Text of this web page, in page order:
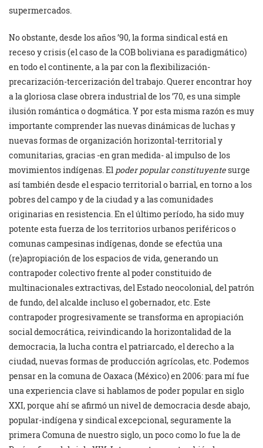
supermercados.
No obstante, desde los años ’90, la forma sindical está en
receso y crisis (el caso de la COB boliviana es paradigmático)
en todo el continente, a la par con la flexibilización-
precarización-tercerización del trabajo. Querer encontrar hoy
a la gloriosa clase obrera industrial de los ’70, es una simple
ilusión romántica o dogmática. Y por esta misma razón es muy
importante comprender las nuevas dinámicas de luchas y
nuevas formas de organización horizontal-territorial y
comunitarias, gracias -en gran medida- al impulso de los
movimientos indígenas. El poder popular constituyentesurge
así también desde el espacio territorial o barrial, en torno a los
pobres del campo y de la ciudad y a las comunidades
originarias en resistencia. En el último período, ha sido muy
potente esta fuerza de los territorios urbanos periféricos o
comunas campesinas indígenas, donde se efectúa una
(re)apropiación de los espacios de vida, generando un
contrapoder colectivo frente al poder constituido de
multinacionales extractivas, del Estado neocolonial, del patrón
de fundo, del alcalde incluso el gobernador, etc. Este
contrapoder progresivamente se transforma en apropiación
social democrática, reivindicando la horizontalidad de la
democracia, la lucha contra el patriarcado, el derecho a la
ciudad, nuevas formas de producción agrícolas, etc. Podemos
pensar en la comuna de Oaxaca (México) en 2006: para mí fue
una experiencia clave si hablamos de poder popular en siglo
XXI, porque ahí se afirmó un nivel de democracia desde abajo,
popular-indígena y sindical excepcional, seguramente la
primera Comuna de nuestro siglo, un poco como lo fue la de